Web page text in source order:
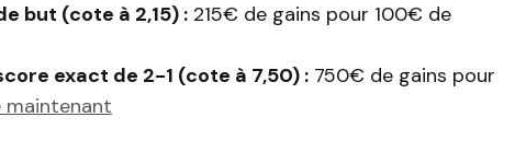
but (cote à 2,15) : 215€ de gains pour 100€ de
exact de 2-1 (cote à 7,50) : 750€ de gains pour
maintenant